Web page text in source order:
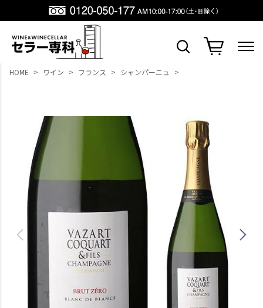
HOME ワイン フランス シャンパーニュ